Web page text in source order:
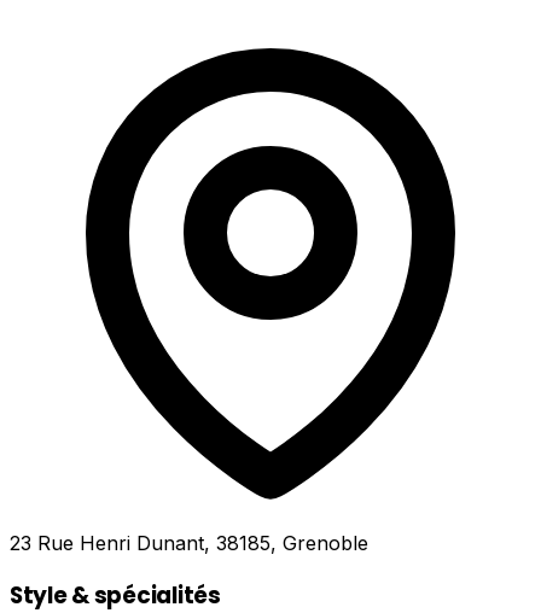
23 Rue Henri Dunant, 38185, Grenoble
Style & spécialités